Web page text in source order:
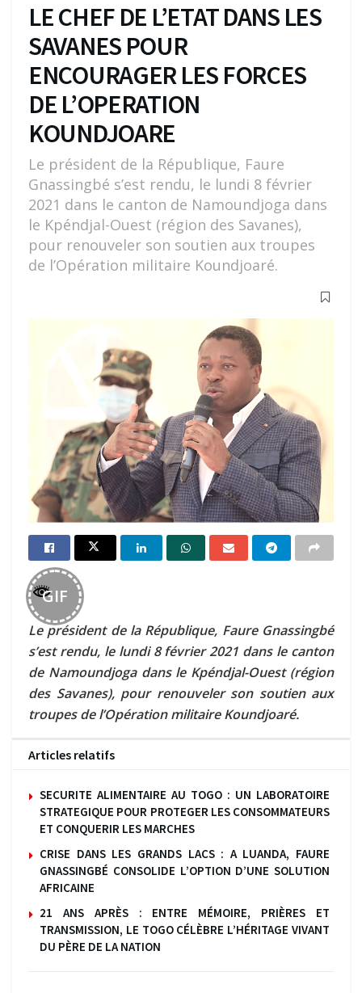
LE CHEF DE L’ETAT DANS LES
SAVANES POUR
ENCOURAGER LES FORCES
DE L’OPERATION
KOUNDJOARE
Le président de la République, Faure
Gnassingbé s’est rendu, le lundi 8 février
2021 dans le canton de Namoundjoga dans
le Kpéndjal-Ouest (région des Savanes),
pour renouveler son soutien aux troupes
de l’Opération militaire Koundjoaré.
GIF
Le président de la République, Faure Gnassingbé
s’est rendu, le lundi 8 février 2021 dans le canton
de Namoundjoga dans le Kpéndjal-Ouest (région
des Savanes), pour renouveler son soutien aux
troupes de l’Opération militaire Koundjoaré.
Articles relatifs
SECURITE ALIMENTAIRE AU TOGO : UN LABORATOIRE
STRATEGIQUE POUR PROTEGER LES CONSOMMATEURS
ET CONQUERIR LES MARCHES
CRISE DANS LES GRANDS LACS : A LUANDA, FAURE
GNASSINGBÉ CONSOLIDE L’OPTION D’UNE SOLUTION
AFRICAINE
21 ANS APRÈS : ENTRE MÉMOIRE, PRIÈRES ET
TRANSMISSION, LE TOGO CÉLÈBRE L’HÉRITAGE VIVANT
DU PÈRE DE LA NATION